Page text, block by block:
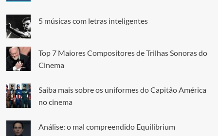
5 músicas com letras inteligentes
Top 7 Maiores Compositores de Trilhas Sonoras do
Cinema
Saiba mais sobre os uniformes do Capitão América
no cinema
Análise: o mal compreendido Equilibrium